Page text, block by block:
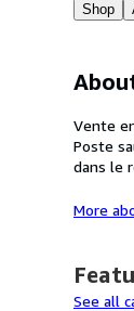
Shop
Vente en
Poste sauf demande particulière. ETRANGER :
dans le
More
See all